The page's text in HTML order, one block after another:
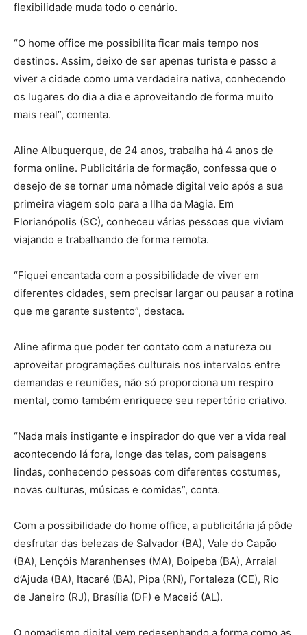
flexibilidade muda todo o cenário.
“O home office me possibilita ficar mais tempo nos
destinos. Assim, deixo de ser apenas turista e passo a
viver a cidade como uma verdadeira nativa, conhecendo
os lugares do dia a dia e aproveitando de forma muito
mais real”, comenta.
Aline Albuquerque, de 24 anos, trabalha há 4 anos de
forma online. Publicitária de formação, confessa que o
desejo de se tornar uma nômade digital veio após a sua
primeira viagem solo para a Ilha da Magia. Em
Florianópolis (SC), conheceu várias pessoas que viviam
viajando e trabalhando de forma remota.
“Fiquei encantada com a possibilidade de viver em
diferentes cidades, sem precisar largar ou pausar a rotina
que me garante sustento”, destaca.
Aline afirma que poder ter contato com a natureza ou
aproveitar programações culturais nos intervalos entre
demandas e reuniões, não só proporciona um respiro
mental, como também enriquece seu repertório criativo.
“Nada mais instigante e inspirador do que ver a vida real
acontecendo lá fora, longe das telas, com paisagens
lindas, conhecendo pessoas com diferentes costumes,
novas culturas, músicas e comidas”, conta.
Com a possibilidade do home office, a publicitária já pôde
desfrutar das belezas de Salvador (BA), Vale do Capão
(BA), Lençóis Maranhenses (MA), Boipeba (BA), Arraial
d’Ajuda (BA), Itacaré (BA), Pipa (RN), Fortaleza (CE), Rio
de Janeiro (RJ), Brasília (DF) e Maceió (AL).